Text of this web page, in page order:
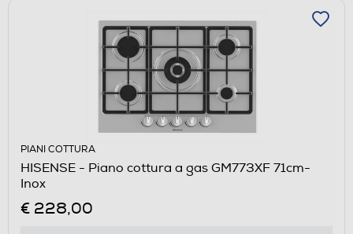
PIANI COTTURA
HISENSE - Piano cottura a gas GM773XF 71cm-
Inox
€ 228,00